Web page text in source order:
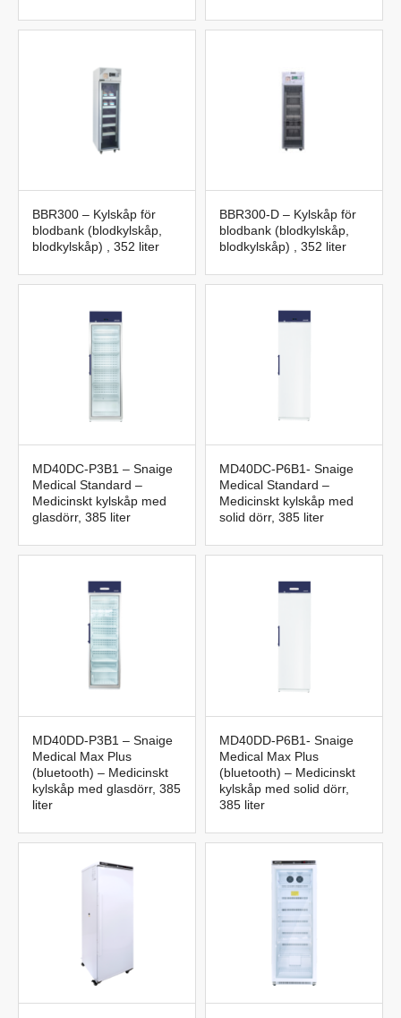
BBR300 – Kylskåp för
blodbank (blodkylskåp,
blodkylskåp) , 352 liter
BBR300-D – Kylskåp för
blodbank (blodkylskåp,
blodkylskåp) , 352 liter
MD40DC-P3B1 – Snaige
Medical Standard –
Medicinskt kylskåp med
glasdörr, 385 liter
MD40DC-P6B1- Snaige
Medical Standard –
Medicinskt kylskåp med
solid dörr, 385 liter
MD40DD-P3B1 – Snaige
Medical Max Plus
(bluetooth) – Medicinskt
kylskåp med glasdörr, 385
liter
MD40DD-P6B1- Snaige
Medical Max Plus
(bluetooth) – Medicinskt
kylskåp med solid dörr,
385 liter